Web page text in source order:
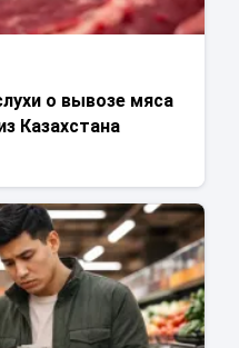
о вывозе мяса
Казахстана